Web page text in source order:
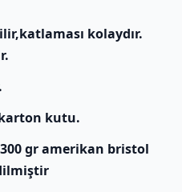
kolaydır.
kutu.
gr amerikan bristol